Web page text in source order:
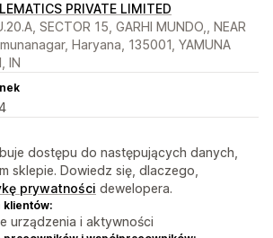
PRIVATE LIMITED
SECTOR 15, GARHI MUNDO,, NEAR
Haryana, 135001, YAMUNA
IN
dostępu do następujących danych,
sklepie. Dowiedz się, dlaczego,
prywatności dewelopera.
klientów:
urządzenia i aktywności